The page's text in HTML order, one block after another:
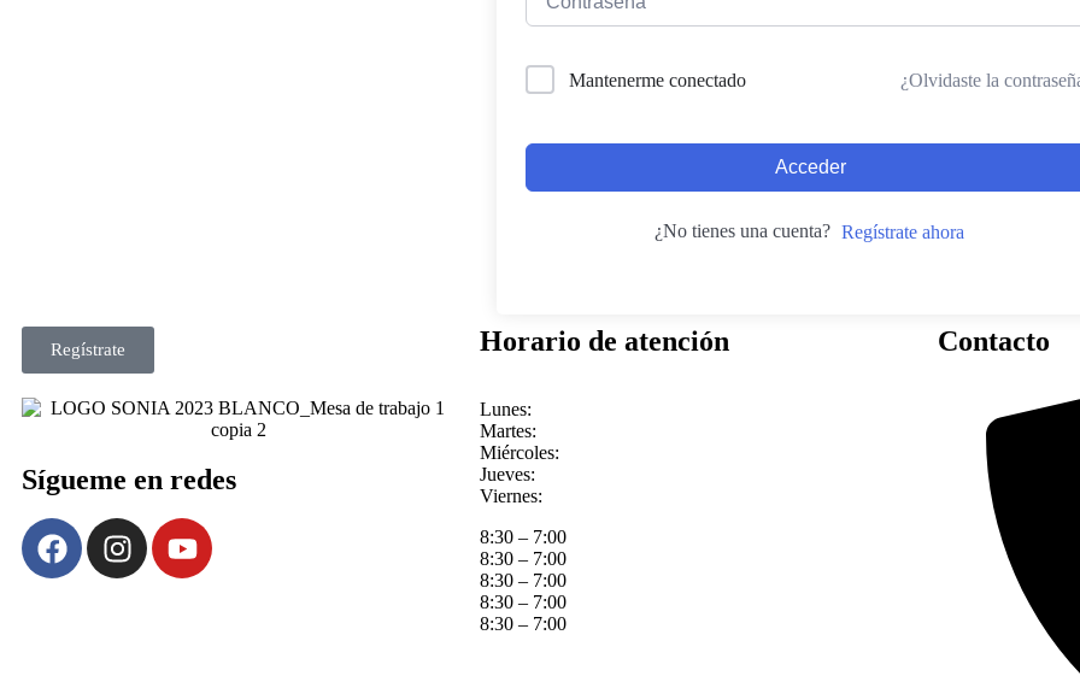
Mantenerme conectado ¿Olvidaste la
Acceder
¿No tienes una cuenta? Regístrate ahora
Regístrate
Sígueme en redes
Horario de atención
Lunes:
Martes:
Miércoles:
Jueves:
Viernes:
8:30 – 7:00
8:30 – 7:00
8:30 – 7:00
8:30 – 7:00
8:30 – 7:00
Contacto